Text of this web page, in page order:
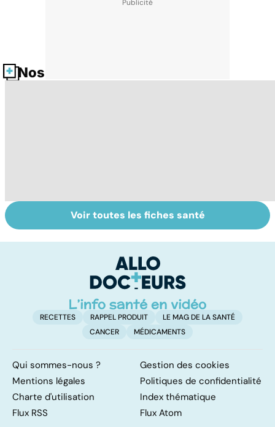
Nos fiches santé
La tuberculose
pulmonaire
Le magnésium,
un oligo-élément
Voir toutes les fiches santé
RECETTES RAPPEL PRODUIT
LE MAG DE LA SANTÉ
CANCER
MÉDICAMENTS
Qui sommes-nous ?
Gestion des cookies
Mentions légales
Politiques de confidentialité
Charte d'utilisation
Index thématique
Flux RSS
Flux Atom